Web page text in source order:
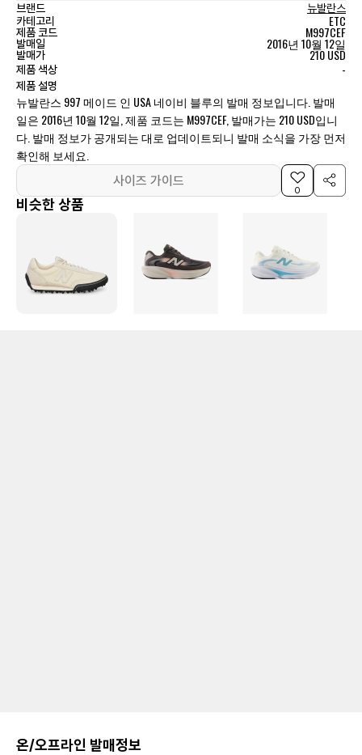
브랜드
뉴발란스
카테고리
ETC
제품 코드 M997CEF
발매일 2016년 10월 12일
발매가 210 USD
제품 색상 -
제품 설명
뉴발란스 997 메이드 인 USA 네이비 블루의 발매 정보입니다. 발매
일은 2016년 10월 12일, 제품 코드는 M997CEF, 발매가는 210 USD입니
다. 발매 정보가 공개되는 대로 업데이트되니 발매 소식을 가장 먼저
확인해 보세요.
사이즈 가이드
0
비슷한 상품
온/오프라인 발매정보